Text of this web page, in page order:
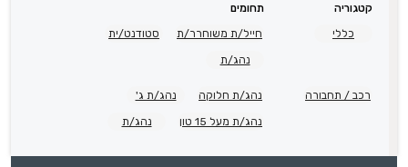
קטגוריה
תחומים
כללי
חייל/ת משוחרר/ת סטודנט/ית
נהג/ת
רכב / תחבורה נהג/ת חלוקה נהג/ת ג'
נהג/ת מעל 15 טון נהג/ת